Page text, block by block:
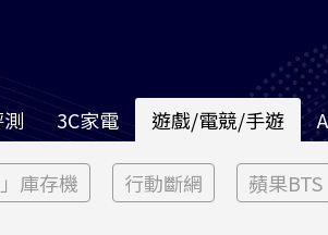
3C家電 遊戲/電競/手遊
」庫存機 行動斷網 蘋果BTS